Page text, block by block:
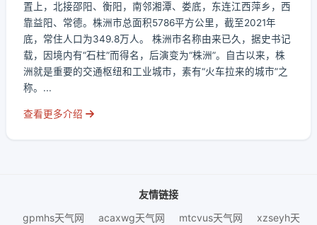
置上，北接邵阳、衡阳，南邻湘潭、娄底，东连江西萍乡，西
靠益阳、常德。株洲市总面积5786平方公里，截至2021年
底，常住人口为349.8万人。 株洲市名称由来已久，据史书记
载，因境内有“石柱”而得名，后演变为“株洲”。自古以来，株
洲就是重要的交通枢纽和工业城市，素有“火车拉来的城市”之
称。...
查看更多介绍
友情链接
gpmhs天气网
acaxwg天气网 mtcvus天气网 xzseyh天